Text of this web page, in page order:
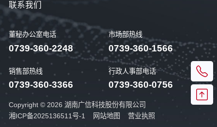
董秘办公室电话
0739-360-2248
市场部热线
0739-360-1566
销售部热线
0739-360-3366
行政人事部电话
0739-360-0756
联系我们
Copyright © 2026 湖南广信科技股份有限公司
湘ICP备2025136511号-1
网站地图 营业执照